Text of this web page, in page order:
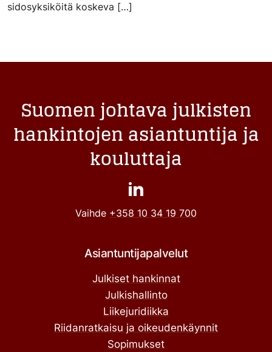
sidosyksiköitä koskeva […]
Suomen johtava julkisten
hankintojen asiantuntija ja
kouluttaja
Vaihde +358 10 34 19 700
Asiantuntijapalvelut
Julkiset hankinnat
Julkishallinto
Liikejuridiikka
Riidanratkaisu ja oikeudenkäynnit
Sopimukset